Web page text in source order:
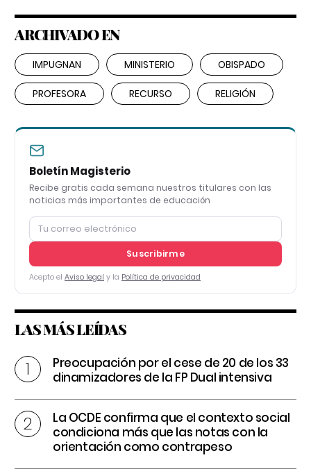
ARCHIVADO EN
IMPUGNAN MINISTERIO OBISPADO
PROFESORA RECURSO RELIGIÓN
Boletín Magisterio
Recibe gratis cada semana nuestros titulares con las
noticias más importantes de educación
Suscribirme
Acepto el Aviso legal y la Política de privacidad
LAS MÁS LEÍDAS
Preocupación por el cese de 20 de los 33
dinamizadores de la FP Dual intensiva
La OCDE confirma que el contexto social
condiciona más que las notas con la
orientación como contrapeso